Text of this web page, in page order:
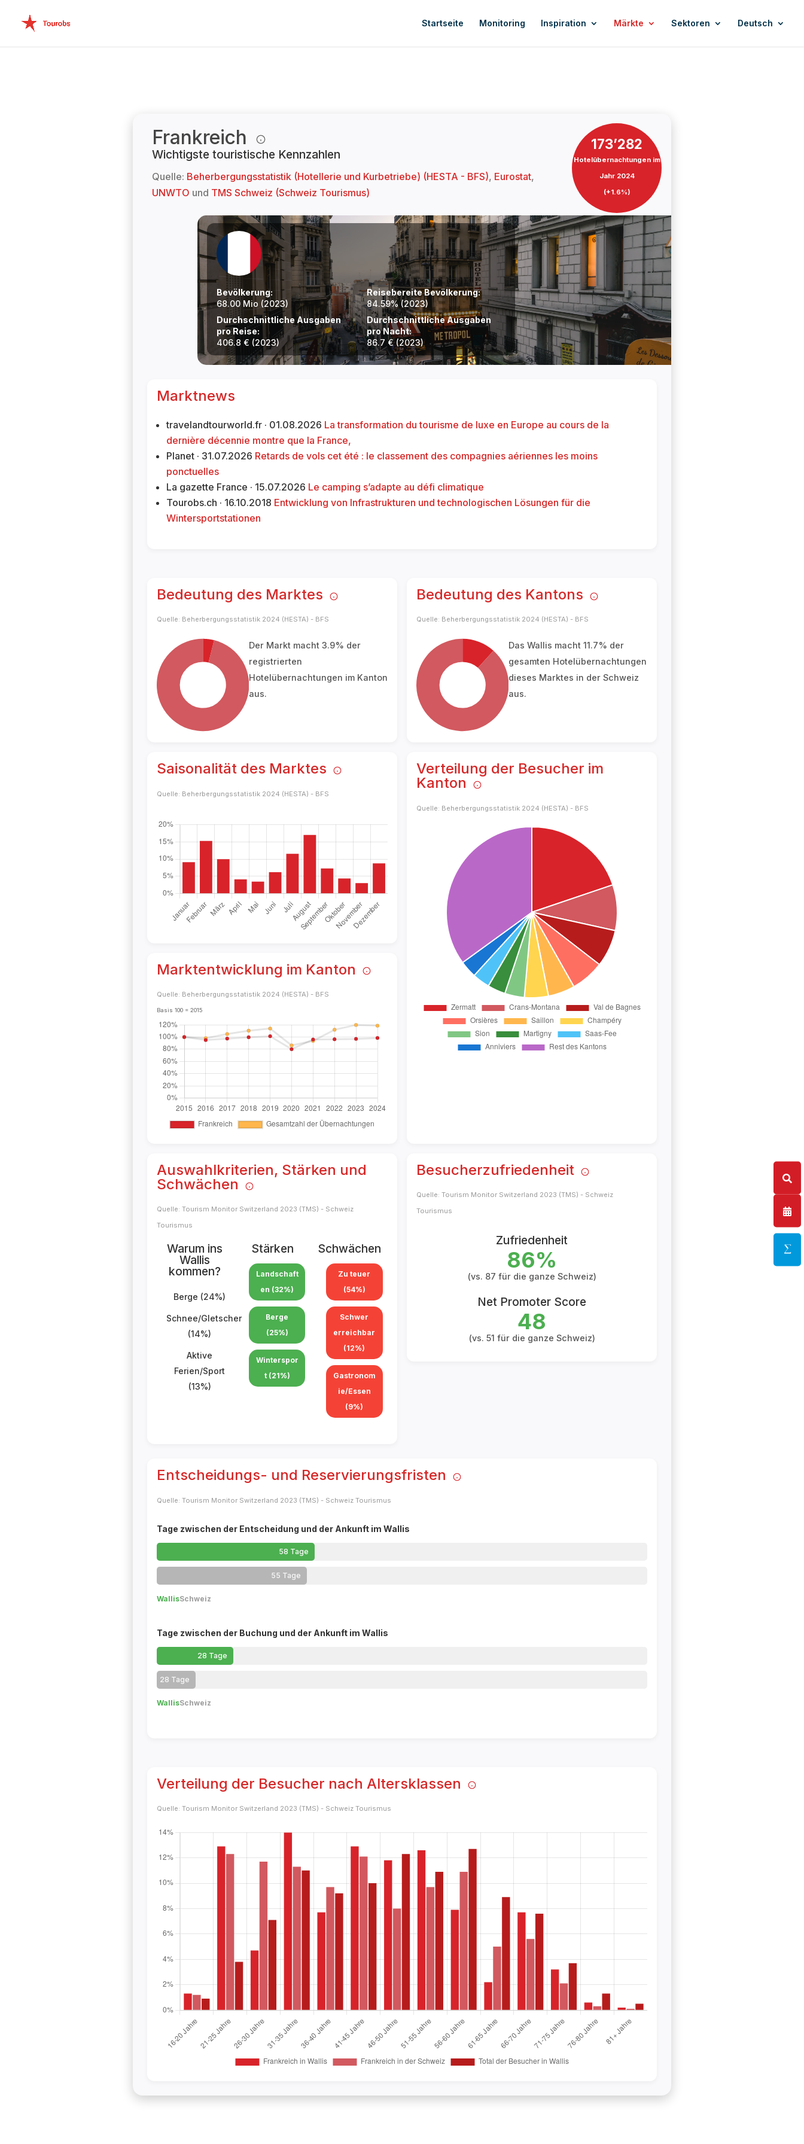
Startseite Monitoring Inspiration Märkte Sektoren Deutsch
Frankreich
Wichtigste touristische Kennzahlen
Quelle: Beherbergungsstatistik (Hotellerie und Kurbetriebe) (HESTA - BFS), Eurostat,
UNWTO und TMS Schweiz (Schweiz Tourismus)
173’282
Hotelübernachtungen im
Jahr 2024
(+1.6%)
Bevölkerung:
68.00 Mio (2023)
Reisebereite Bevölkerung:
84.59% (2023)
Durchschnittliche Ausgaben
pro Reise:
406.8 € (2023)
Durchschnittliche Ausgaben
pro Nacht:
86.7 € (2023)
Marktnews
travelandtourworld.fr · 01.08.2026 La transformation du tourisme de luxe en Europe au cours de la
dernière décennie montre que la France,
Planet · 31.07.2026 Retards de vols cet été : le classement des compagnies aériennes les moins
ponctuelles
La gazette France · 15.07.2026 Le camping s’adapte au défi climatique
Tourobs.ch · 16.10.2018 Entwicklung von Infrastrukturen und technologischen Lösungen für die
Wintersportstationen
Bedeutung des Marktes
Quelle: Beherbergungsstatistik 2024 (HESTA) - BFS
Der Markt macht 3.9% der
registrierten
Hotelübernachtungen im Kanton
aus.
Bedeutung des Kantons
Quelle: Beherbergungsstatistik 2024 (HESTA) - BFS
Das Wallis macht 11.7% der
gesamten Hotelübernachtungen
dieses Marktes in der Schweiz
aus.
Saisonalität des Marktes
Quelle: Beherbergungsstatistik 2024 (HESTA) - BFS
Marktentwicklung im Kanton
Quelle: Beherbergungsstatistik 2024 (HESTA) - BFS
Basis 100 = 2015
Verteilung der Besucher im
Kanton
Quelle: Beherbergungsstatistik 2024 (HESTA) - BFS
Auswahlkriterien, Stärken und
Schwächen
Quelle: Tourism Monitor Switzerland 2023 (TMS) - Schweiz
Tourismus
Warum ins
Wallis
kommen?
Berge (24%)
Schnee/Gletscher
(14%)
Aktive
Ferien/Sport
(13%)
Stärken
Landschaft
en (32%)
Berge
(25%)
Winterspor
t (21%)
Schwächen
Zu teuer
(54%)
Schwer
erreichbar
(12%)
Gastronom
ie/Essen
(9%)
Besucherzufriedenheit
Quelle: Tourism Monitor Switzerland 2023 (TMS) - Schweiz
Tourismus
Zufriedenheit
86%
(vs. 87 für die ganze Schweiz)
Net Promoter Score
48
(vs. 51 für die ganze Schweiz)
Entscheidungs- und Reservierungsfristen
Quelle: Tourism Monitor Switzerland 2023 (TMS) - Schweiz Tourismus
Tage zwischen der Entscheidung und der Ankunft im Wallis
58 Tage
55 Tage
WallisSchweiz
Tage zwischen der Buchung und der Ankunft im Wallis
28 Tage
28 Tage
WallisSchweiz
Verteilung der Besucher nach Altersklassen
Quelle: Tourism Monitor Switzerland 2023 (TMS) - Schweiz Tourismus